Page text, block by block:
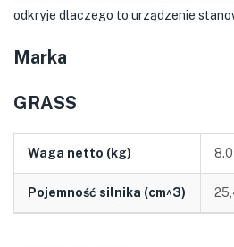
odkryje dlaczego to urządzenie
Marka
GRASS
Waga netto (kg)
Pojemność silnika (cm^3)